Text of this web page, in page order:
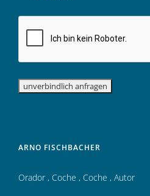
ARNO FISCHBACHER
Orador , Coche , Coche , Autor